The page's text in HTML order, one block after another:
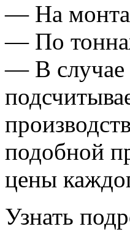
— На
— По
— В случае
подобной
цены
Узнать